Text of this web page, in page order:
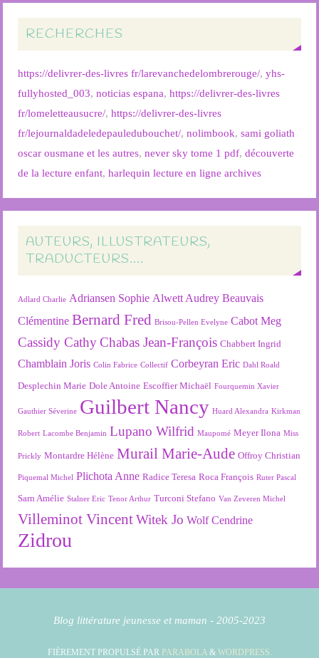
RECHERCHES
https://delivrer-des-livres fr/larevanchedelombrerouge/,yhs-
fullyhosted_003,noticias espana,https://delivrer-des-livres
fr/lomeletteausucre/,https://delivrer-des-livres
fr/lejournaldadeledepauledubouchet/,nolimbook,sami goliath
oscar ousmane et les autres,never sky tome 1 pdf,découverte
de la lecture enfant,harlequin lecture en ligne archives
AUTEURS, ILLUSTRATEURS,
TRADUCTEURS….
Adlard Charlie Adriansen Sophie Alwett Audrey Beauvais
Clémentine Bernard Fred Brisou-Pellen Evelyne Cabot Meg
Cassidy Cathy Chabas Jean-François Chabbert Ingrid
Chamblain Joris Colin Fabrice Collectif Corbeyran Eric Dahl Roald
Desplechin Marie Dole Antoine Escoffier Michaël Fourquemin Xavier
Gauthier Séverine Guilbert Nancy Huard Alexandra Kirkman
Robert Lacombe Benjamin Lupano Wilfrid Maupomé Meyer Ilona Miss
Prickly Montardre Hélène Murail Marie-Aude Offroy Christian
Piquemal Michel Plichota Anne Radice Teresa Roca François Ruter Pascal
Sarn Amélie Stalner Eric Tenor Arthur Turconi Stefano Van Zeveren Michel
Villeminot Vincent Witek Jo Wolf Cendrine
Zidrou
Blog littérature jeunesse et maman - 2005-2023
FIÈREMENT PROPULSÉ PAR PARABOLA& WORDPRESS.